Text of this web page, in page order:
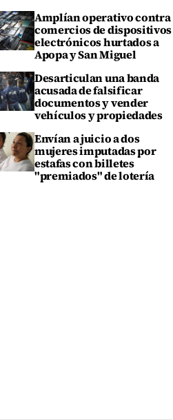
Amplían operativo contra
comercios de dispositivos
electrónicos hurtados a
Apopa y San Miguel
Desarticulan una banda
acusada de falsificar
documentos y vender
vehículos y propiedades
Envían a juicio a dos
mujeres imputadas por
estafas con billetes
"premiados" de lotería